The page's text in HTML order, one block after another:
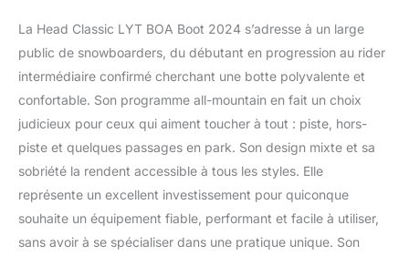
La Head Classic LYT BOA Boot 2024 s’adresse à un large
public de snowboarders, du débutant en progression au rider
intermédiaire confirmé cherchant une botte polyvalente et
confortable. Son programme all-mountain en fait un choix
judicieux pour ceux qui aiment toucher à tout : piste, hors-
piste et quelques passages en park. Son design mixte et sa
sobriété la rendent accessible à tous les styles. Elle
représente un excellent investissement pour quiconque
souhaite un équipement fiable, performant et facile à utiliser,
sans avoir à se spécialiser dans une pratique unique. Son